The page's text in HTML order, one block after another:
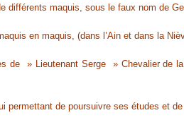
maquis, sous le faux nom de
en maquis, (dans l’Ain et dans la
» Lieutenant Serge » Chevalier de
de poursuivre ses études et